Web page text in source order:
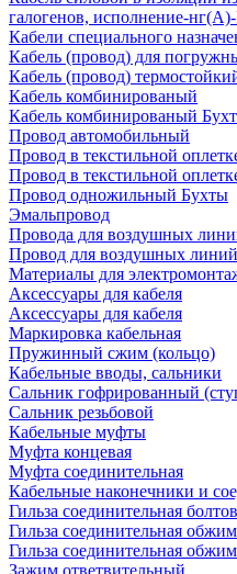
галогенов, исполнение-
Кабели специального
Кабель (провод) для
Кабель (провод)
Кабель комбинированый
Кабель комбинированый
Провод автомобильный
Провод в текстильной
Провод в текстильной
Провод одножильный Бухты
Эмальпровод
Провода для воздушных
Провод для воздушных линий
Материалы для
Аксессуары для кабеля
Аксессуары для кабеля
Маркировка кабельная
Пружинный сжим (кольцо)
Кабельные вводы, сальники
Сальник гофрированный
Сальник резьбовой
Кабельные муфты
Муфта концевая
Муфта соединительная
Кабельные наконечники и
Гильза соединительная
Гильза соединительная
Гильза соединительная
Зажим ответвительный